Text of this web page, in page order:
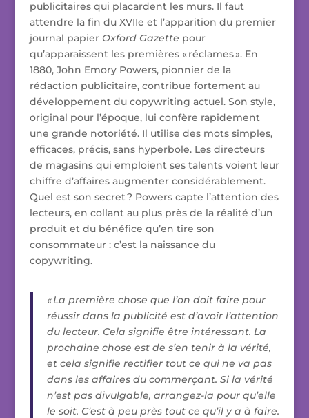
publicitaires qui placardent les murs. Il faut
attendre la fin du XVIIe et l’apparition du premier
journal papier Oxford Gazette pour
qu’apparaissent les premières « réclames ». En
1880, John Emory Powers, pionnier de la
rédaction publicitaire, contribue fortement au
développement du copywriting actuel. Son style,
original pour l’époque, lui confère rapidement
une grande notoriété. Il utilise des mots simples,
efficaces, précis, sans hyperbole. Les directeurs
de magasins qui emploient ses talents voient leur
chiffre d’affaires augmenter considérablement.
Quel est son secret ? Powers capte l’attention des
lecteurs, en collant au plus près de la réalité d’un
produit et du bénéfice qu’en tire son
consommateur : c’est la naissance du
copywriting.
« La première chose que l’on doit faire pour
réussir dans la publicité est d’avoir l’attention
du lecteur. Cela signifie être intéressant. La
prochaine chose est de s’en tenir à la vérité,
et cela signifie rectifier tout ce qui ne va pas
dans les affaires du commerçant. Si la vérité
n’est pas divulgable, arrangez-la pour qu’elle
le soit. C’est à peu près tout ce qu’il y a à faire.